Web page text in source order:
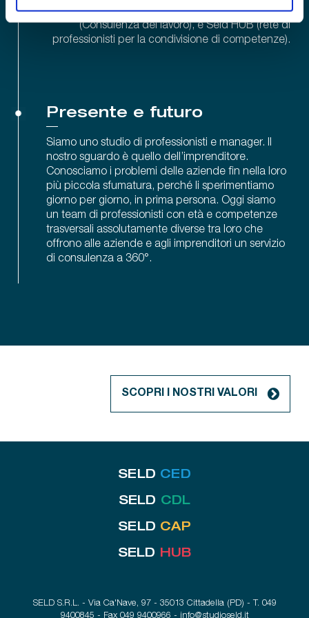
dati), Seld CAP (Consulenza societaria), Seld CDL
(Consulenza del lavoro), e Seld HUB (rete di
professionisti per la condivisione di competenze).
Presente e futuro
Siamo uno studio di professionisti e manager. Il
nostro sguardo è quello dell’imprenditore.
Conosciamo i problemi delle aziende fin nella loro
più piccola sfumatura, perché li sperimentiamo
giorno per giorno, in prima persona. Oggi siamo
un team di professionisti con età e competenze
trasversali assolutamente diverse tra loro che
offrono alle aziende e agli imprenditori un servizio
di consulenza a 360°.
SCOPRI I NOSTRI VALORI
SELD CED
SELD CDL
SELD CAP
SELD HUB
SELD S.R.L. - Via Ca'Nave, 97 - 35013 Cittadella (PD) - T. 049